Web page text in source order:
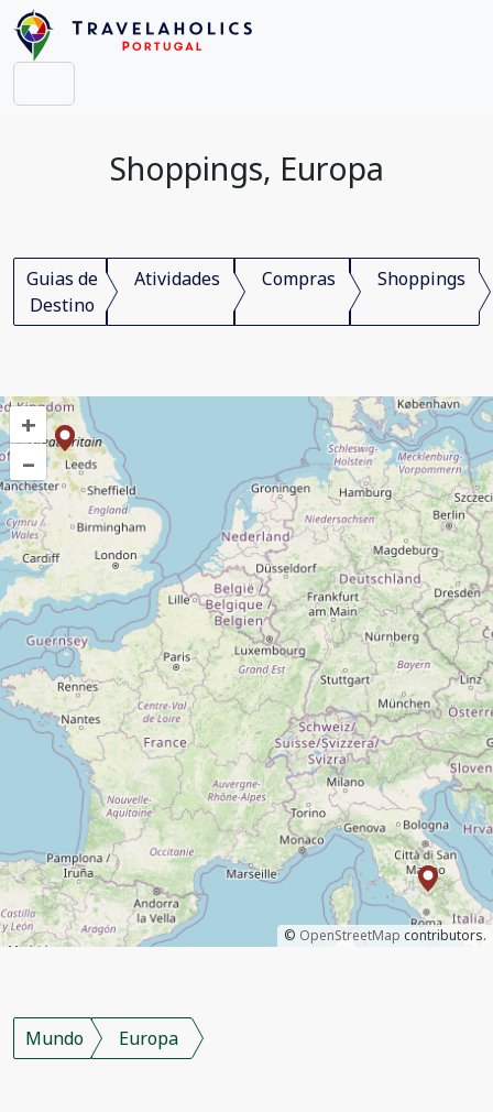
Shoppings, Europa
Guias de
Destino
Atividades Compras Shoppings
+
–
© OpenStreetMap contributors.
Mundo Europa